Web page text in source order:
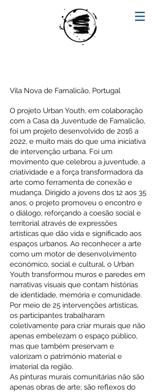
Vila Nova de Famalicão, Portugal
O projeto Urban Youth, em colaboração
com a Casa da Juventude de Famalicão,
foi um projeto desenvolvido de 2016 a
2022, e muito mais do que uma iniciativa
de intervenção urbana. Foi um
movimento que celebrou a juventude, a
criatividade e a força transformadora da
arte como ferramenta de conexão e
mudança. Dirigido a jovens dos 12 aos 35
anos, o projeto promoveu o encontro e
o diálogo, reforçando a coesão social e
territorial através de expressões
artísticas que dão vida e significado aos
espaços urbanos. Ao reconhecer a arte
como um motor de desenvolvimento
económico, social e cultural, o Urban
Youth transformou muros e paredes em
narrativas visuais que contam histórias
de identidade, memória e comunidade.
Por meio de 25 intervenções artísticas,
os participantes trabalharam
coletivamente para criar murais que não
apenas embelezam o espaço público,
mas que também preservam e
valorizam o património material e
imaterial da região.
As pinturas murais comunitárias não são
apenas obras de arte; são reflexos do